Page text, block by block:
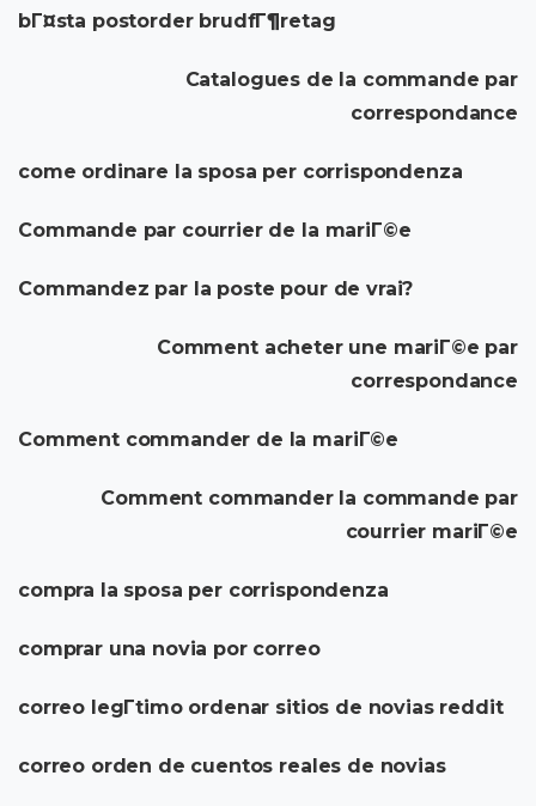
bГ¤sta postorder brudfГ¶retag
Catalogues de la commande par
correspondance
come ordinare la sposa per corrispondenza
Commande par courrier de la mariГ©e
Commandez par la poste pour de vrai?
Comment acheter une mariГ©e par
correspondance
Comment commander de la mariГ©e
Comment commander la commande par
courrier mariГ©e
compra la sposa per corrispondenza
comprar una novia por correo
correo legГ­timo ordenar sitios de novias reddit
correo orden de cuentos reales de novias